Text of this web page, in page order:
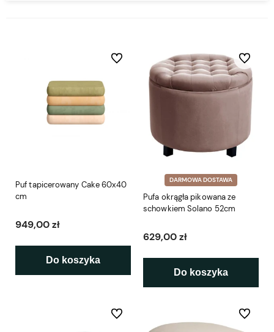
Puf tapicerowany Cake 60x40
cm
949,00 zł
Do koszyka
Do ulubionych
DARMOWA DOSTAWA
Pufa okrągła pikowana ze
schowkiem Solano 52cm
629,00 zł
Do koszyka
Do
Do ulubionych Do